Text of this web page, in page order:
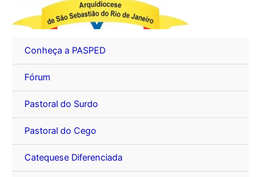
Conheça a PASPED
Fórum
Pastoral do Surdo
Pastoral do Cego
Catequese Diferenciada